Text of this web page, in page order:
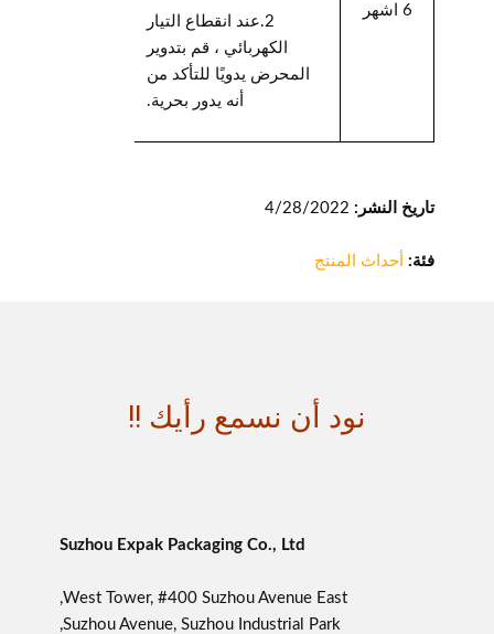
6 اشهر
2. عند انقطاع التيار
الكهربائي ، قم بتدوير
المحرض يدويًا للتأكد من
أنه يدور بحرية.
تاريخ النشر:
فئة: أحداث المنتج
نود أن نسمع رأيك !!
Suzhou Expak Packaging Co., Ltd
West Tower, #400 Suzhou Avenue East,
Suzhou Avenue, Suzhou Industrial Park,